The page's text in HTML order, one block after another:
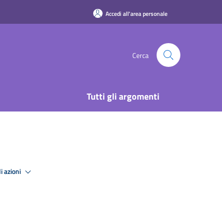
Accedi all'area personale
Cerca
Tutti gli argomenti
azioni